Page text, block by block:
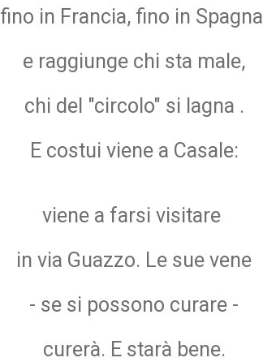
fino in Francia, fino in Spagna
e raggiunge chi sta male,
chi del "circolo" si lagna .
E costui viene a Casale:
viene a farsi visitare
in via Guazzo. Le sue vene
- se si possono curare -
curerà. E starà bene.